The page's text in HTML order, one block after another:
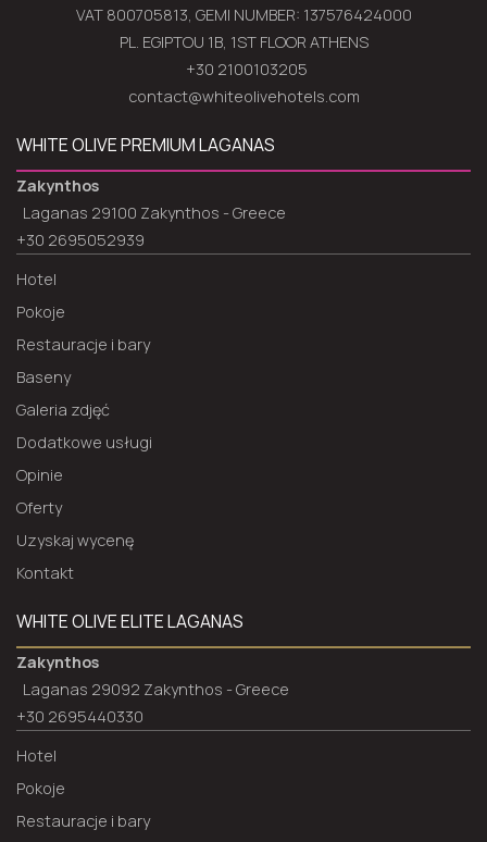
VAT 800705813, GEMI NUMBER: 137576424000
PL. EGIPTOU 1B, 1ST FLOOR ATHENS
+30 2100103205
contact@whiteolivehotels.com
WHITE OLIVE PREMIUM LAGANAS
Zakynthos
Laganas 29100 Zakynthos - Greece
+30 2695052939
Hotel
Pokoje
Restauracje i bary
Baseny
Galeria zdjęć
Dodatkowe usługi
Opinie
Oferty
Uzyskaj wycenę
Kontakt
WHITE OLIVE ELITE LAGANAS
Zakynthos
Laganas 29092 Zakynthos - Greece
+30 2695440330
Hotel
Pokoje
Restauracje i bary